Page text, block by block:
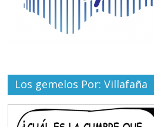
Los gemelos Por: Villafaña